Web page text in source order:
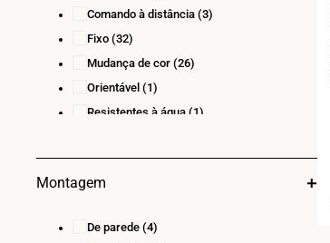
Comando à distância (3)
Fixo (32)
Mudança de cor (26)
Orientável (1)
Resistentes à água (1)
Montagem
De parede (4)